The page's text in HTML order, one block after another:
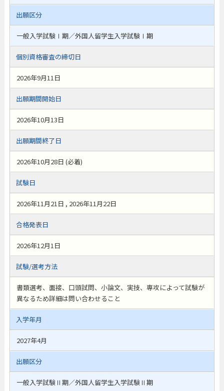
出願区分
一般入学試験Ⅰ期／外国人留学生入学試験Ⅰ期
個別資格審査の締切日
2026年9月11日
出願期間開始日
2026年10月13日
出願期間終了日
2026年10月28日 (必着)
試験日
2026年11月21日 , 2026年11月22日
合格発表日
2026年12月1日
試験/選考方法
書類選考、面接、口頭試問、小論文、実技、専攻によって試験が
異なるため詳細は問い合わせること
入学年月
2027年4月
出願区分
一般入学試験Ⅱ期／外国人留学生入学試験Ⅱ期